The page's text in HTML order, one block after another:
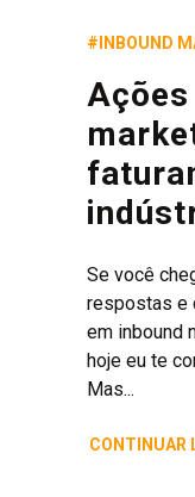
#INBOUND
Ações
Se você
respostas e
em inbound
hoje eu te
Mas...
CONTINUAR